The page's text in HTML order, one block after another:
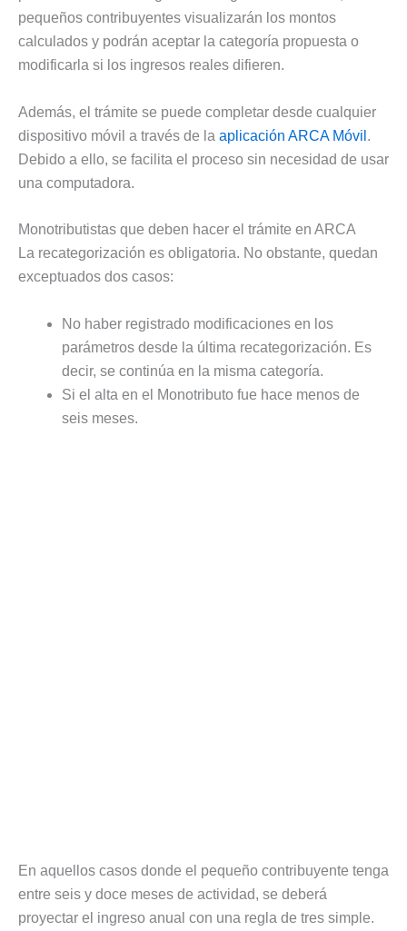
pequeños contribuyentes visualizarán los montos
calculados y podrán aceptar la categoría propuesta o
modificarla si los ingresos reales difieren.
Además, el trámite se puede completar desde cualquier
dispositivo móvil a través de la aplicación ARCA Móvil .
Debido a ello, se facilita el proceso sin necesidad de usar
una computadora.
Monotributistas que deben hacer el trámite en ARCA
La recategorización es obligatoria. No obstante, quedan
exceptuados dos casos:
No haber registrado modificaciones en los
parámetros desde la última recategorización. Es
decir, se continúa en la misma categoría.
Si el alta en el Monotributo fue hace menos de
seis meses.
En aquellos casos donde el pequeño contribuyente tenga
entre seis y doce meses de actividad, se deberá
proyectar el ingreso anual con una regla de tres simple.